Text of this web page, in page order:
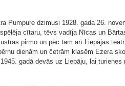
Pumpure dzimusi 1928. gada 26.
cītaru, tēvs vadīja Nīcas un
pirmo un pēc tam arī Liepājas
dienām un četrām klasēm Ezera
gadā devās uz Liepāju, lai turienes